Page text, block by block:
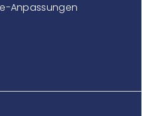
Anpassungen